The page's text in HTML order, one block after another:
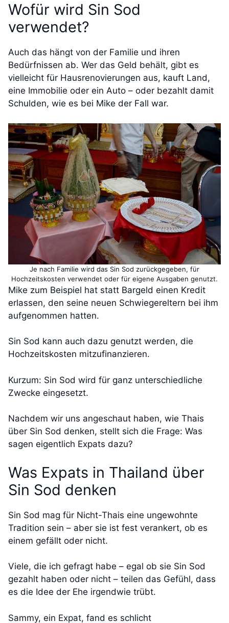
Wofür wird Sin Sod
verwendet?
Auch das hängt von der Familie und ihren
Bedürfnissen ab. Wer das Geld behält, gibt es
vielleicht für Hausrenovierungen aus, kauft Land,
eine Immobilie oder ein Auto – oder bezahlt damit
Schulden, wie es bei Mike der Fall war.
Je nach Familie wird das Sin Sod zurückgegeben, für
Hochzeitskosten verwendet oder für eigene Ausgaben genutzt.
Mike zum Beispiel hat statt Bargeld einen Kredit
erlassen, den seine neuen Schwiegereltern bei ihm
aufgenommen hatten.
Sin Sod kann auch dazu genutzt werden, die
Hochzeitskosten mitzufinanzieren.
Kurzum: Sin Sod wird für ganz unterschiedliche
Zwecke eingesetzt.
Nachdem wir uns angeschaut haben, wie Thais
über Sin Sod denken, stellt sich die Frage: Was
sagen eigentlich Expats dazu?
Was Expats in Thailand über
Sin Sod denken
Sin Sod mag für Nicht-Thais eine ungewohnte
Tradition sein – aber sie ist fest verankert, ob es
einem gefällt oder nicht.
Viele, die ich gefragt habe – egal ob sie Sin Sod
gezahlt haben oder nicht – teilen das Gefühl, dass
es die Idee der Ehe irgendwie trübt.
Sammy, ein Expat, fand es schlicht